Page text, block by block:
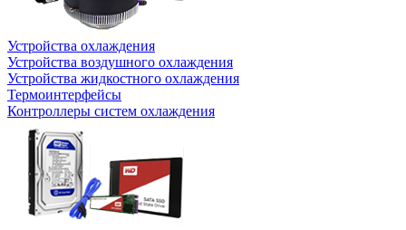
Устройства охлаждения
Устройства воздушного охлаждения
Устройства жидкостного охлаждения
Термоинтерфейсы
Контроллеры систем охлаждения